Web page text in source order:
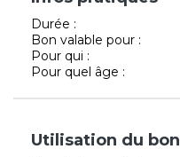
Durée :
Bon valable pour :
Pour qui :
Pour quel âge :
Utilisation du bon